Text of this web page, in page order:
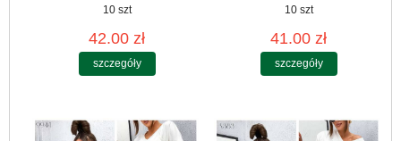
10 szt
42.00 zł
szczegóły
10 szt
41.00 zł
szczegóły